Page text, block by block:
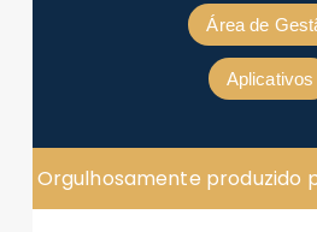
Área de
Aplicativos
Orgulhosamente produzido